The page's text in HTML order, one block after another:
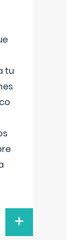
tu
+